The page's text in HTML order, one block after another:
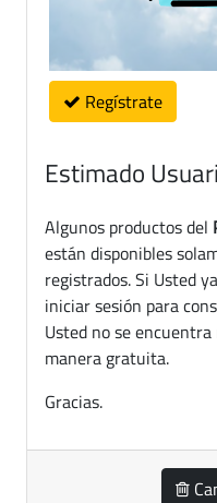
Regístrate
Estimado
Algunos productos del
están disponibles
registrados. Si Usted
iniciar sesión para
Usted no se
manera gratuita.
Gracias.